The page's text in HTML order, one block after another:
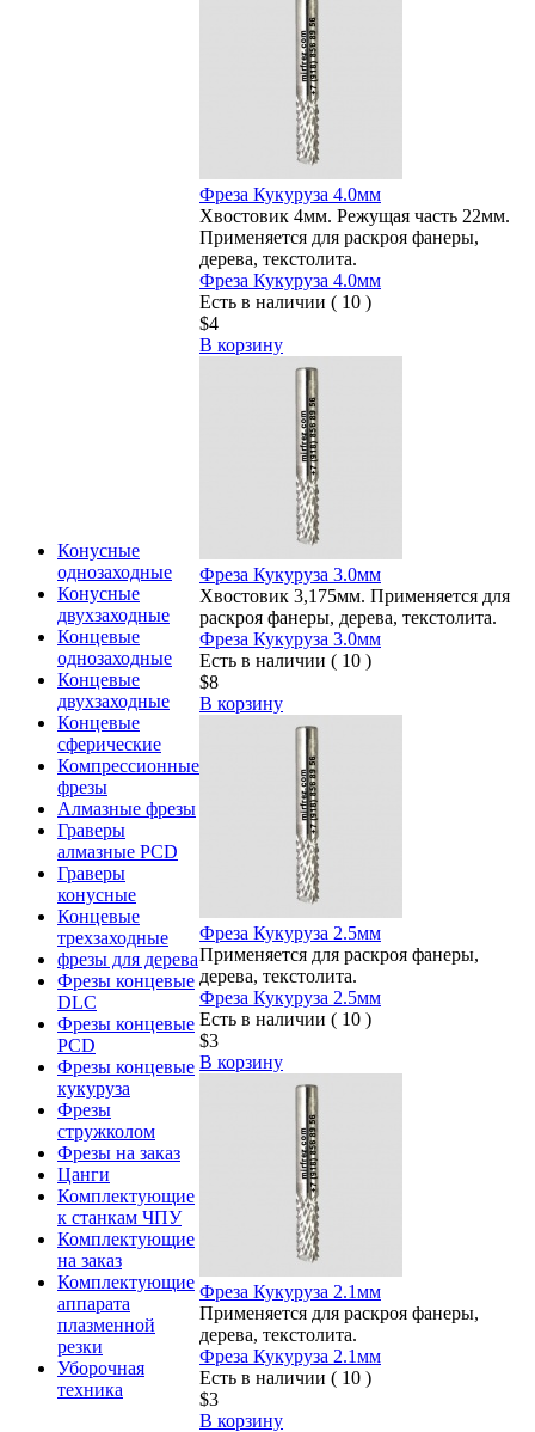
Конусные
однозаходные
Конусные
двухзаходные
Концевые
однозаходные
Концевые
двухзаходные
Концевые
сферические
Компрессионные
фрезы
Алмазные фрезы
Граверы
алмазные PCD
Граверы
конусные
Концевые
трехзаходные
фрезы для дерева
Фрезы концевые
DLC
Фрезы концевые
PCD
Фрезы концевые
кукуруза
Фрезы
стружколом
Фрезы на заказ
Цанги
Комплектующие
к станкам ЧПУ
Комплектующие
на заказ
Комплектующие
аппарата
плазменной
резки
Уборочная
техника
Фреза Кукуруза 4.0мм
Хвостовик 4мм. Режущая часть 22мм.
Применяется для раскроя фанеры,
дерева, текстолита.
Фреза Кукуруза 4.0мм
Есть в наличии ( 10 )
$4
В корзину
Фреза Кукуруза 3.0мм
Хвостовик 3,175мм. Применяется для
раскроя фанеры, дерева, текстолита.
Фреза Кукуруза 3.0мм
Есть в наличии ( 10 )
$8
В корзину
Фреза Кукуруза 2.5мм
Применяется для раскроя фанеры,
дерева, текстолита.
Фреза Кукуруза 2.5мм
Есть в наличии ( 10 )
$3
В корзину
Фреза Кукуруза 2.1мм
Применяется для раскроя фанеры,
дерева, текстолита.
Фреза Кукуруза 2.1мм
Есть в наличии ( 10 )
$3
В корзину